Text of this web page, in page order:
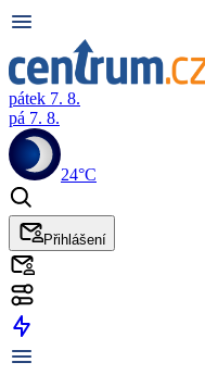
pátek 7. 8.
pá 7. 8.
24°C
Přihlášení